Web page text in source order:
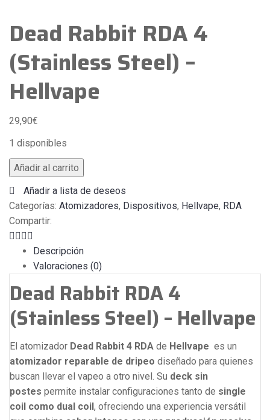
Dead Rabbit RDA 4
(Stainless Steel) –
Hellvape
29,90€
1 disponibles
Añadir al carrito
Añadir a lista de deseos
Categorías: Atomizadores, Dispositivos, Hellvape, RDA
Compartir:
Descripción
Valoraciones (0)
Dead Rabbit RDA 4
(Stainless Steel) – Hellvape
El atomizador Dead Rabbit 4 RDA de Hellvape es un
atomizador reparable de dripeo diseñado para quienes
buscan llevar el vapeo a otro nivel. Su deck sin
postes permite instalar configuraciones tanto de single
coil como dual coil, ofreciendo una experiencia versátil